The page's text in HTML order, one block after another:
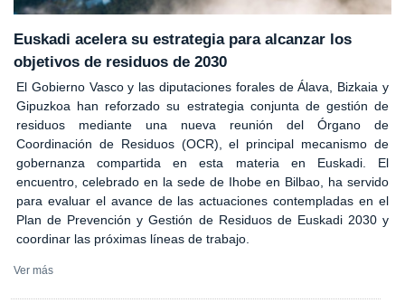
Euskadi acelera su estrategia para alcanzar los
objetivos de residuos de 2030
El Gobierno Vasco y las diputaciones forales de Álava, Bizkaia y
Gipuzkoa han reforzado su estrategia conjunta de gestión de
residuos mediante una nueva reunión del Órgano de
Coordinación de Residuos (OCR), el principal mecanismo de
gobernanza compartida en esta materia en Euskadi. El
encuentro, celebrado en la sede de Ihobe en Bilbao, ha servido
para evaluar el avance de las actuaciones contempladas en el
Plan de Prevención y Gestión de Residuos de Euskadi 2030 y
coordinar las próximas líneas de trabajo.
Ver más